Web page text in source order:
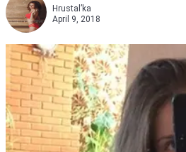
Hrustal’ka
April 9, 2018